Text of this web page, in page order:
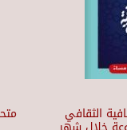
الثقافي